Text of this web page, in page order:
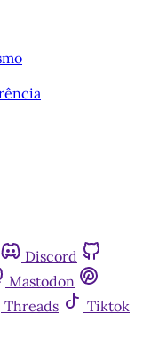
Discord
Mastodon
Threads
Tiktok